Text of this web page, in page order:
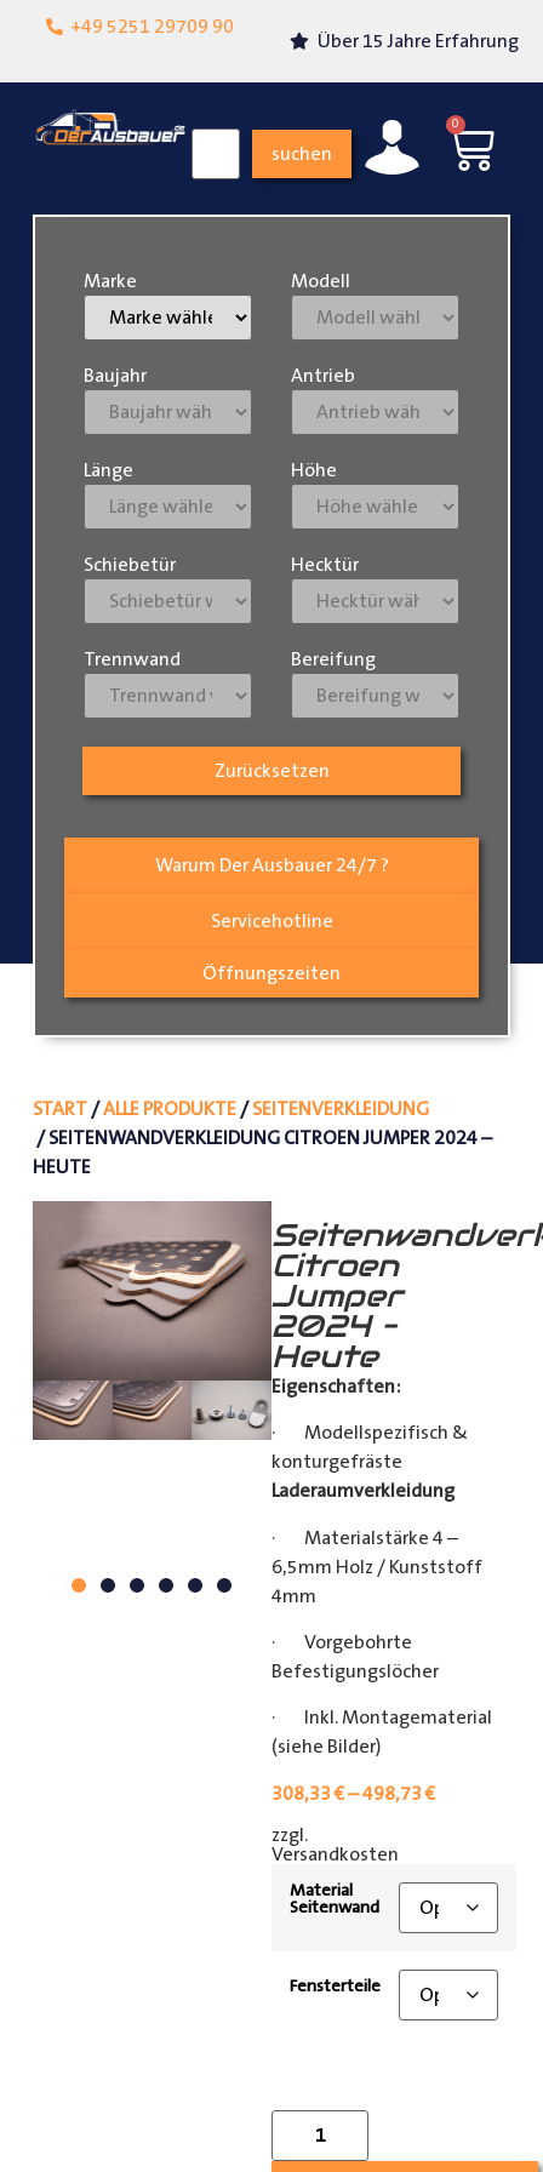
+49 5251 29709 90
Lokalgeschäft in
Über 15 Jahre Erfahrung
suchen
0
Warum Der Ausbauer 24/7 ?
Servicehotline
Öffnungszeiten
Marke Modell
Baujahr Antrieb
Länge Höhe
Schiebetür Hecktür
Trennwand Bereifung
Zurücksetzen
START/ALLE PRODUKTE/SEITENVERKLEIDUNG
/ SEITENWANDVERKLEIDUNG CITROEN JUMPER 2024 –
HEUTE
Citroen
Jumper
2024 –
Heute
Eigenschaften:
· Modellspezifisch &
konturgefräste
Laderaumverkleidung
· Materialstärke 4 –
6,5mm Holz / Kunststoff
4mm
· Vorgebohrte
Befestigungslöcher
· Inkl. Montagematerial
(siehe Bilder)
308,33€–498,73€
zzgl.
Versandkosten
Material
Seitenwand
Fensterteile